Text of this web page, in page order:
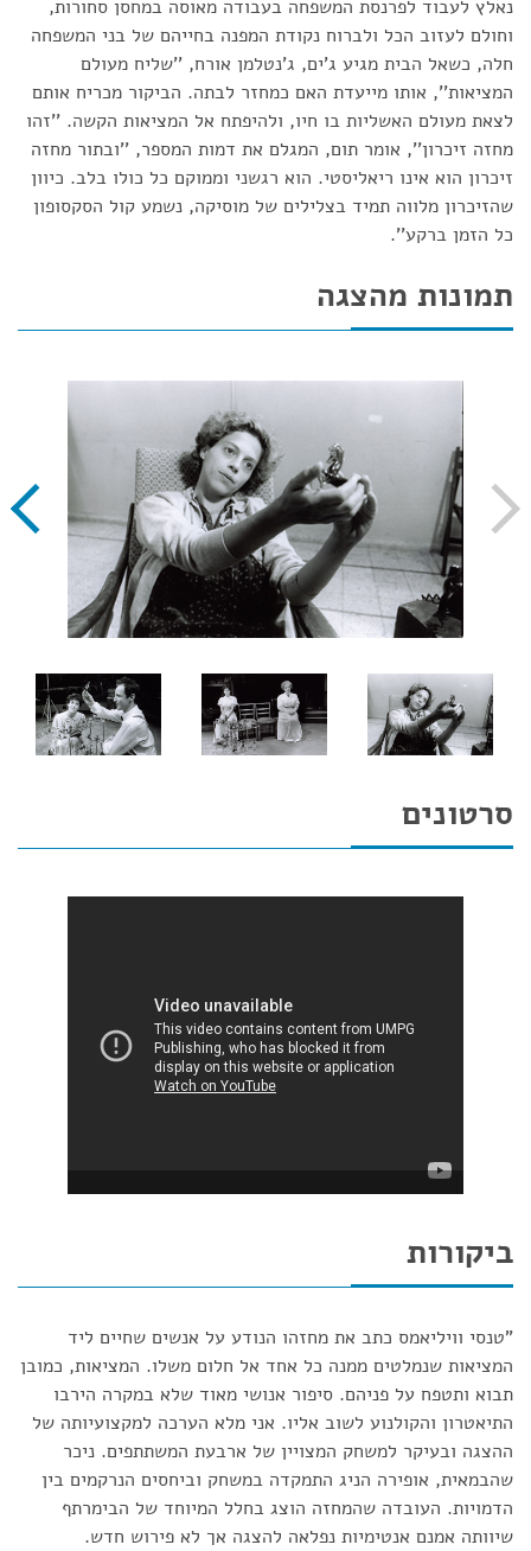
נאלץ לעבוד לפרנסת המשפחה בעבודה מאוסה במחסן סחורות,
וחולם לעזוב הכל ולברוח נקודת המפנה בחייהם של בני המשפחה
חלה, כשאל הבית מגיע ג'ים, ג'נטלמן אורח, ''שליח מעולם
המציאות'', אותו מייעדת האם כמחזר לבתה. הביקור מכריח אותם
לצאת מעולם האשליות בו חיו, ולהיפתח אל המציאות הקשה. ''זהו
מחזה זיכרון'', אומר תום, המגלם את דמות המספר, ''ובתור מחזה
זיכרון הוא אינו ריאליסטי. הוא רגשני וממוקם כל כולו בלב. כיוון
שהזיכרון מלווה תמיד בצלילים של מוסיקה, נשמע קול הסקסופון
כל הזמן ברקע''.
תמונות מהצגה
סרטונים
ביקורות
"טנסי וויליאמס כתב את מחזהו הנודע על אנשים שחיים ליד
המציאות שנמלטים ממנה כל אחד אל חלום משלו. המציאות, כמובן
תבוא ותטפח על פניהם. סיפור אנושי מאוד שלא במקרה הירבו
התיאטרון והקולנוע לשוב אליו. אני מלא הערכה למקצועיותה של
ההצגה ובעיקר למשחק המצויין של ארבעת המשתתפים. ניכר
שהבמאית, אופירה הניג התמקדה במשחק וביחסים הנרקמים בין
הדמויות. העובדה שהמחזה הוצג בחלל המיוחד של הבימרתף
שיוותה אמנם אנטימיות נפלאה להצגה אך לא פירוש חדש.